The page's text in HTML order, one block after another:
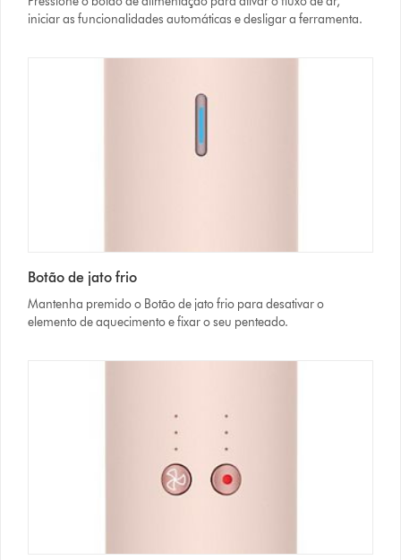
iniciar as funcionalidades automáticas e desligar a ferramenta.
Botão de jato frio
Mantenha premido o Botão de jato frio para desativar o
elemento de aquecimento e fixar o seu penteado.